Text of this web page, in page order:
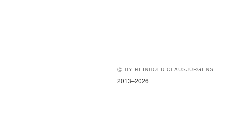
Ⓒ BY REINHOLD CLAUSJÜRGENS
2013–2026